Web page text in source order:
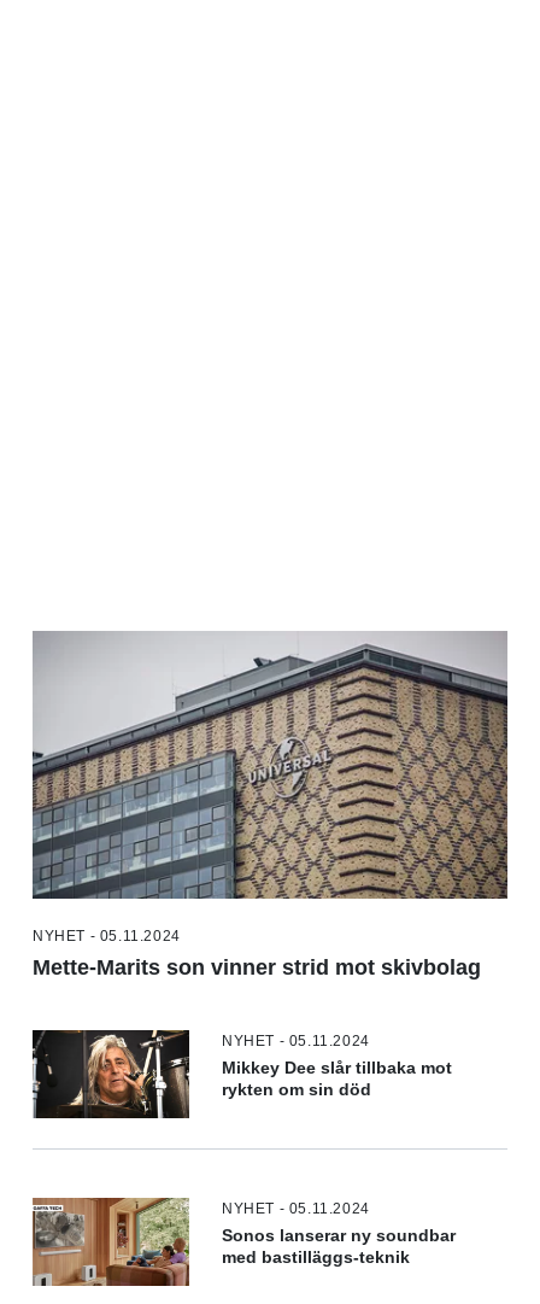
NYHET - 05.11.2024
Mette-Marits son vinner strid mot skivbolag
NYHET - 05.11.2024
Mikkey Dee slår tillbaka mot
rykten om sin död
NYHET - 05.11.2024
Sonos lanserar ny soundbar
med bastilläggs-teknik